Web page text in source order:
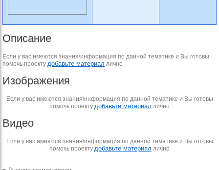
Описание
Если у вас имеются знания\информация по данной тематике и Вы готовы
помочь проекту добавьте материал лично
Изображения
Если у вас имеются знания\информация по данной тематике и Вы готовы
помочь проекту добавьте материал лично
Видео
Если у вас имеются знания\информация по данной тематике и Вы готовы
помочь проекту добавьте материал лично